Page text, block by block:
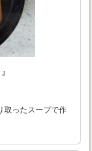
取ったスープで作